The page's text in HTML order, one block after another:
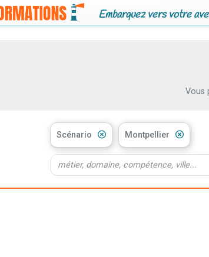
Embarquez vers votre
Vous
Scénario Montpellier